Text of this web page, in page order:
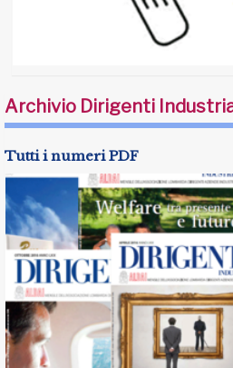
Archivio Dirigenti
Tutti i numeri PDF